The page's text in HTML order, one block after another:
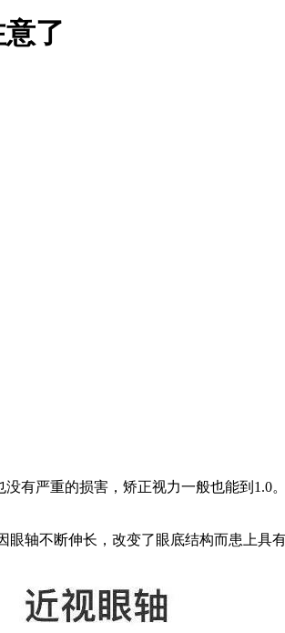
了
严重的损害，矫正视力一般也能到1.0
轴不断伸长，改变了眼底结构而患上具有